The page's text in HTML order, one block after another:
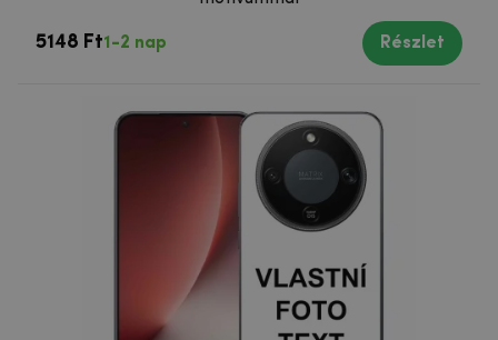
5148 Ft1-2 nap Részlet